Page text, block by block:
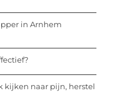
in Arnhem
kijken naar pijn, herstel